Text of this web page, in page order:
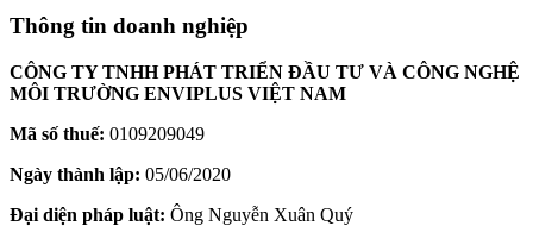
Thông tin doanh nghiệp
CÔNG TY TNHH PHÁT TRIỂN ĐẦU TƯ VÀ CÔNG NGHỆ
MÔI TRƯỜNG ENVIPLUS VIỆT NAM
Mã số thuế: 0109209049
Ngày thành lập: 05/06/2020
Đại diện pháp luật: Ông Nguyễn Xuân Quý